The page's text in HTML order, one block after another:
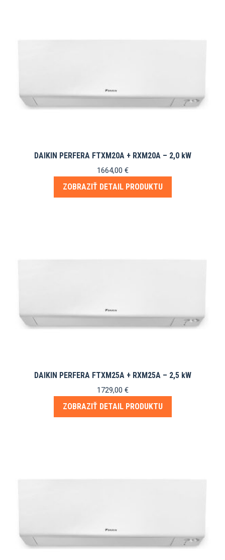
DAIKIN PERFERA FTXM20A + RXM20A – 2,0 kW
1664,00 €
ZOBRAZIŤ DETAIL PRODUKTU
DAIKIN PERFERA FTXM25A + RXM25A – 2,5 kW
1729,00 €
ZOBRAZIŤ DETAIL PRODUKTU